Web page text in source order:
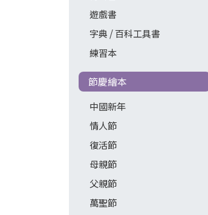
遊戲書
字典 / 百科工具書
練習本
節慶繪本
中國新年
情人節
復活節
母親節
父親節
萬聖節